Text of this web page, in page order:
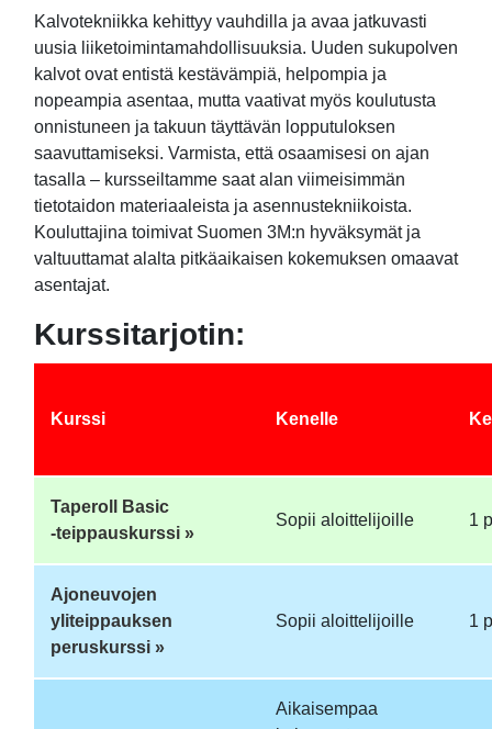
Kalvotekniikka kehittyy vauhdilla ja avaa jatkuvasti
uusia liiketoimintamahdollisuuksia. Uuden sukupolven
kalvot ovat entistä kestävämpiä, helpompia ja
nopeampia asentaa, mutta vaativat myös koulutusta
onnistuneen ja takuun täyttävän lopputuloksen
saavuttamiseksi. Varmista, että osaamisesi on ajan
tasalla – kursseiltamme saat alan viimeisimmän
tietotaidon materiaaleista ja asennustekniikoista.
Kouluttajina toimivat Suomen 3M:n hyväksymät ja
valtuuttamat alalta pitkäaikaisen kokemuksen omaavat
asentajat.
Kurssitarjotin:
Kurssi Kenelle
Taperoll Basic
-teippauskurssi »
Sopii aloittelijoille 1
Ajoneuvojen
yliteippauksen
peruskurssi »
Sopii aloittelijoille 1
Aikaisempaa